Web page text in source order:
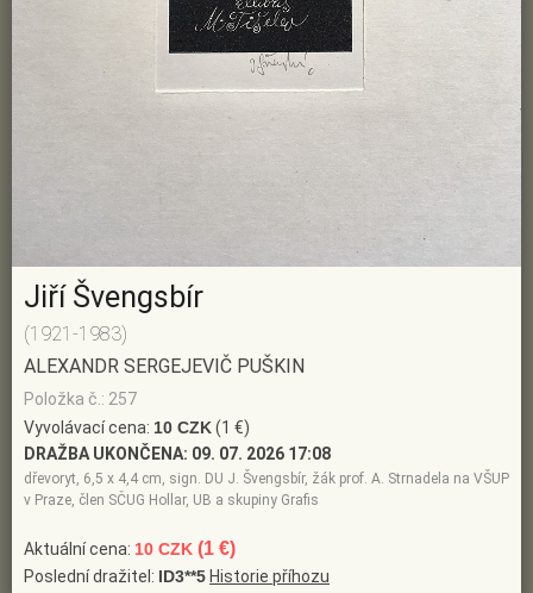
Jiří Švengsbír
(1921-1983)
ALEXANDR SERGEJEVIČ PUŠKIN
Položka č.: 257
Vyvolávací cena: 10 CZK(1 €)
DRAŽBA UKONČENA: 09. 07. 2026 17:08
dřevoryt, 6,5 x 4,4 cm, sign. DU J. Švengsbír, žák prof. A. Strnadela na VŠUP
v Praze, člen SČUG Hollar, UB a skupiny Grafis
Aktuální cena: 10 CZK (1 €)
Poslední dražitel: ID3**5 Historie příhozu